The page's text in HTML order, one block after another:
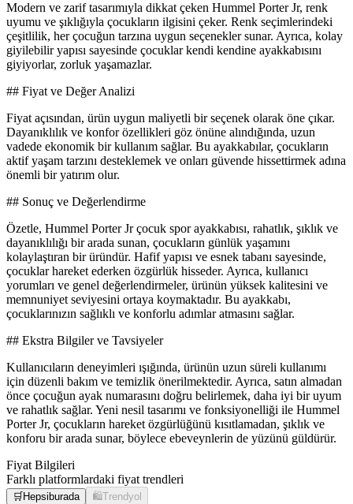
Modern ve zarif tasarımıyla dikkat çeken Hummel Porter Jr, renk
uyumu ve şıklığıyla çocukların ilgisini çeker. Renk seçimlerindeki
çeşitlilik, her çocuğun tarzına uygun seçenekler sunar. Ayrıca, kolay
giyilebilir yapısı sayesinde çocuklar kendi kendine ayakkabısını
giyiyorlar, zorluk yaşamazlar.
## Fiyat ve Değer Analizi
Fiyat açısından, ürün uygun maliyetli bir seçenek olarak öne çıkar.
Dayanıklılık ve konfor özellikleri göz önüne alındığında, uzun
vadede ekonomik bir kullanım sağlar. Bu ayakkabılar, çocukların
aktif yaşam tarzını desteklemek ve onları güvende hissettirmek adına
önemli bir yatırım olur.
## Sonuç ve Değerlendirme
Özetle, Hummel Porter Jr çocuk spor ayakkabısı, rahatlık, şıklık ve
dayanıklılığı bir arada sunan, çocukların günlük yaşamını
kolaylaştıran bir üründür. Hafif yapısı ve esnek tabanı sayesinde,
çocuklar hareket ederken özgürlük hisseder. Ayrıca, kullanıcı
yorumları ve genel değerlendirmeler, ürünün yüksek kalitesini ve
memnuniyet seviyesini ortaya koymaktadır. Bu ayakkabı,
çocuklarınızın sağlıklı ve konforlu adımlar atmasını sağlar.
## Ekstra Bilgiler ve Tavsiyeler
Kullanıcıların deneyimleri ışığında, ürünün uzun süreli kullanımı
için düzenli bakım ve temizlik önerilmektedir. Ayrıca, satın almadan
önce çocuğun ayak numarasını doğru belirlemek, daha iyi bir uyum
ve rahatlık sağlar. Yeni nesil tasarımı ve fonksiyonelliği ile Hummel
Porter Jr, çocukların hareket özgürlüğünü kısıtlamadan, şıklık ve
konforu bir arada sunar, böylece ebeveynlerin de yüzünü güldürür.
Fiyat Bilgileri
Farklı platformlardaki fiyat trendleri
🛒 Hepsiburada 🛍️Trendyol